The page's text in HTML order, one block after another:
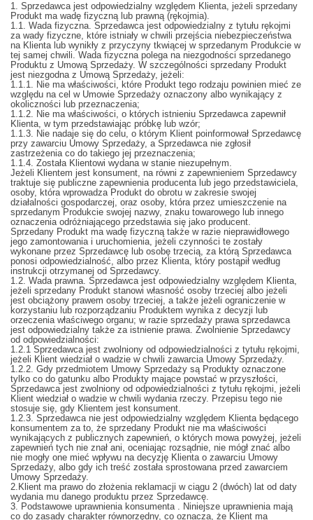
1. Sprzedawca jest odpowiedzialny względem Klienta, jeżeli sprzedany
Produkt ma wadę fizyczną lub prawną (rękojmia).
1.1. Wada fizyczna. Sprzedawca jest odpowiedzialny z tytułu rękojmi
za wady fizyczne, które istniały w chwili przejścia niebezpieczeństwa
na Klienta lub wynikły z przyczyny tkwiącej w sprzedanym Produkcie w
tej samej chwili. Wada fizyczna polega na niezgodności sprzedanego
Produktu z Umową Sprzedaży. W szczególności sprzedany Produkt
jest niezgodna z Umową Sprzedaży, jeżeli:
1.1.1. Nie ma właściwości, które Produkt tego rodzaju powinien mieć ze
względu na cel w Umowie Sprzedaży oznaczony albo wynikający z
okoliczności lub przeznaczenia;
1.1.2. Nie ma właściwości, o których istnieniu Sprzedawca zapewnił
Klienta, w tym przedstawiając próbkę lub wzór;
1.1.3. Nie nadaje się do celu, o którym Klient poinformował Sprzedawcę
przy zawarciu Umowy Sprzedaży, a Sprzedawca nie zgłosił
zastrzeżenia co do takiego jej przeznaczenia;
1.1.4. Została Klientowi wydana w stanie niezupełnym.
Jeżeli Klientem jest konsument, na równi z zapewnieniem Sprzedawcy
traktuje się publiczne zapewnienia producenta lub jego przedstawiciela,
osoby, która wprowadza Produkt do obrotu w zakresie swojej
działalności gospodarczej, oraz osoby, która przez umieszczenie na
sprzedanym Produkcie swojej nazwy, znaku towarowego lub innego
oznaczenia odróżniającego przedstawia się jako producent.
Sprzedany Produkt ma wadę fizyczną także w razie nieprawidłowego
jego zamontowania i uruchomienia, jeżeli czynności te zostały
wykonane przez Sprzedawcę lub osobę trzecią, za którą Sprzedawca
ponosi odpowiedzialność, albo przez Klienta, który postąpił według
instrukcji otrzymanej od Sprzedawcy.
1.2. Wada prawna. Sprzedawca jest odpowiedzialny względem Klienta,
jeżeli sprzedany Produkt stanowi własność osoby trzeciej albo jeżeli
jest obciążony prawem osoby trzeciej, a także jeżeli ograniczenie w
korzystaniu lub rozporządzaniu Produktem wynika z decyzji lub
orzeczenia właściwego organu; w razie sprzedaży prawa sprzedawca
jest odpowiedzialny także za istnienie prawa. Zwolnienie Sprzedawcy
od odpowiedzialności:
1.2.1 Sprzedawca jest zwolniony od odpowiedzialności z tytułu rękojmi,
jeżeli Klient wiedział o wadzie w chwili zawarcia Umowy Sprzedaży.
1.2.2. Gdy przedmiotem Umowy Sprzedaży są Produkty oznaczone
tylko co do gatunku albo Produkty mające powstać w przyszłości,
Sprzedawca jest zwolniony od odpowiedzialności z tytułu rękojmi, jeżeli
Klient wiedział o wadzie w chwili wydania rzeczy. Przepisu tego nie
stosuje się, gdy Klientem jest konsument.
1.2.3. Sprzedawca nie jest odpowiedzialny względem Klienta będącego
konsumentem za to, że sprzedany Produkt nie ma właściwości
wynikających z publicznych zapewnień, o których mowa powyżej, jeżeli
zapewnień tych nie znał ani, oceniając rozsądnie, nie mógł znać albo
nie mogły one mieć wpływu na decyzję Klienta o zawarciu Umowy
Sprzedaży, albo gdy ich treść została sprostowana przed zawarciem
Umowy Sprzedaży.
2.Klient ma prawo do złożenia reklamacji w ciągu 2 (dwóch) lat od daty
wydania mu danego produktu przez Sprzedawcę.
3. Podstawowe uprawnienia konsumenta . Niniejsze uprawnienia mają
co do zasady charakter równorzędny, co oznacza, że Klient ma